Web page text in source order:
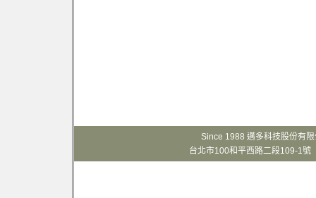
Since 1988 邁多科技股份
台北市100和平西路二段109-1號